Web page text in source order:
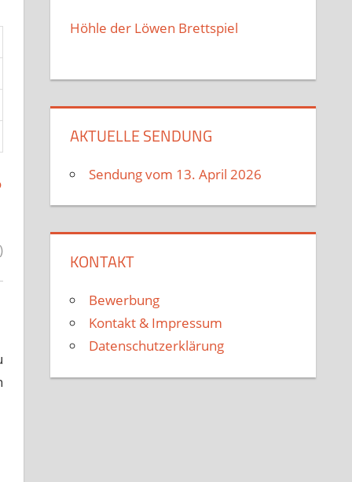
Höhle der Löwen Brettspiel
AKTUELLE SENDUNG
Sendung vom 13. April 2026
KONTAKT
Bewerbung
Kontakt & Impressum
Datenschutzerklärung